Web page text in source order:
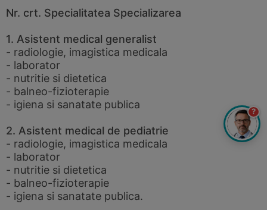
Nr. crt. Specialitatea Specializarea
1. Asistent medical generalist
- radiologie, imagistica medicala
- laborator
- nutritie si dietetica
- balneo-fizioterapie
- igiena si sanatate publica
2. Asistent medical de pediatrie
- radiologie, imagistica medicala
- laborator
- nutritie si dietetica
- balneo-fizioterapie
- igiena si sanatate publica.
?